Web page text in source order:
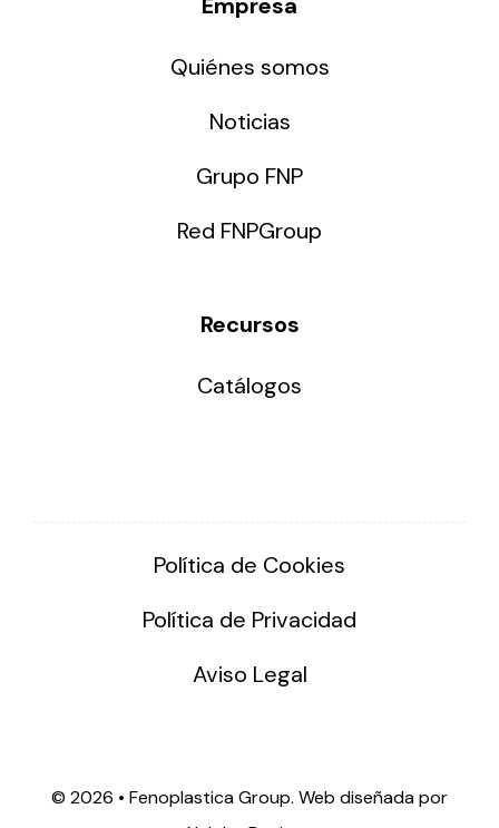
Quiénes somos
Noticias
Grupo FNP
Red FNPGroup
Recursos
Catálogos
Política de Cookies
Política de Privacidad
Aviso Legal
© 2026 • Fenoplastica Group. Web diseñada por